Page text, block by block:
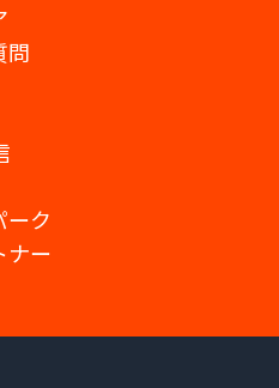
問
ーク
ナー